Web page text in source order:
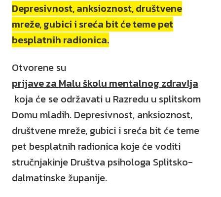
Depresivnost, anksioznost, društvene
mreže, gubici i sreća bit će teme pet
besplatnih radionica.
Otvorene su
prijave za Malu školu mentalnog zdravlja
koja će se održavati u Razredu u splitskom
Domu mladih. Depresivnost, anksioznost,
društvene mreže, gubici i sreća bit će teme
pet besplatnih radionica koje će voditi
stručnjakinje Društva psihologa Splitsko-
dalmatinske županije.